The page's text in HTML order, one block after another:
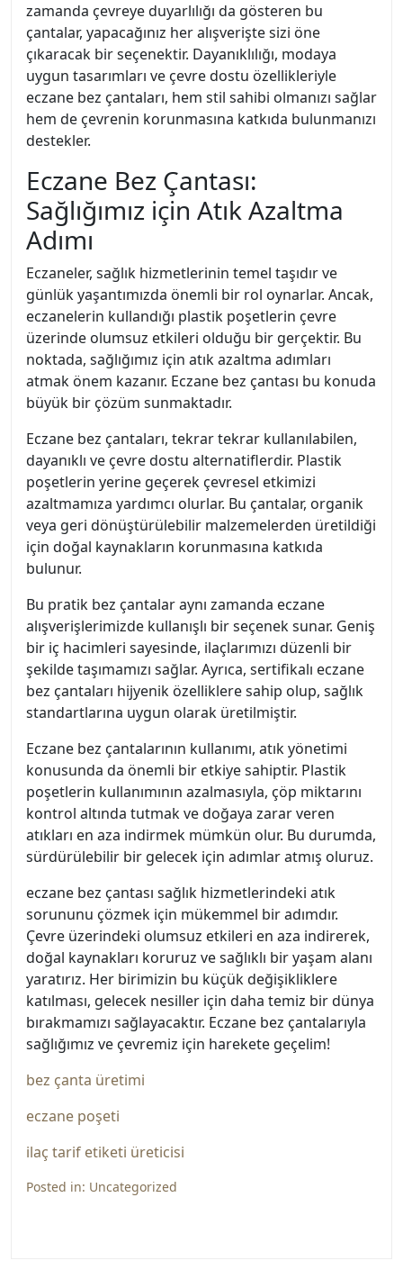
zamanda çevreye duyarlılığı da gösteren bu
çantalar, yapacağınız her alışverişte sizi öne
çıkaracak bir seçenektir. Dayanıklılığı, modaya
uygun tasarımları ve çevre dostu özellikleriyle
eczane bez çantaları, hem stil sahibi olmanızı sağlar
hem de çevrenin korunmasına katkıda bulunmanızı
destekler.
Eczane Bez Çantası:
Sağlığımız için Atık Azaltma
Adımı
Eczaneler, sağlık hizmetlerinin temel taşıdır ve
günlük yaşantımızda önemli bir rol oynarlar. Ancak,
eczanelerin kullandığı plastik poşetlerin çevre
üzerinde olumsuz etkileri olduğu bir gerçektir. Bu
noktada, sağlığımız için atık azaltma adımları
atmak önem kazanır. Eczane bez çantası bu konuda
büyük bir çözüm sunmaktadır.
Eczane bez çantaları, tekrar tekrar kullanılabilen,
dayanıklı ve çevre dostu alternatiflerdir. Plastik
poşetlerin yerine geçerek çevresel etkimizi
azaltmamıza yardımcı olurlar. Bu çantalar, organik
veya geri dönüştürülebilir malzemelerden üretildiği
için doğal kaynakların korunmasına katkıda
bulunur.
Bu pratik bez çantalar aynı zamanda eczane
alışverişlerimizde kullanışlı bir seçenek sunar. Geniş
bir iç hacimleri sayesinde, ilaçlarımızı düzenli bir
şekilde taşımamızı sağlar. Ayrıca, sertifikalı eczane
bez çantaları hijyenik özelliklere sahip olup, sağlık
standartlarına uygun olarak üretilmiştir.
Eczane bez çantalarının kullanımı, atık yönetimi
konusunda da önemli bir etkiye sahiptir. Plastik
poşetlerin kullanımının azalmasıyla, çöp miktarını
kontrol altında tutmak ve doğaya zarar veren
atıkları en aza indirmek mümkün olur. Bu durumda,
sürdürülebilir bir gelecek için adımlar atmış oluruz.
eczane bez çantası sağlık hizmetlerindeki atık
sorununu çözmek için mükemmel bir adımdır.
Çevre üzerindeki olumsuz etkileri en aza indirerek,
doğal kaynakları koruruz ve sağlıklı bir yaşam alanı
yaratırız. Her birimizin bu küçük değişikliklere
katılması, gelecek nesiller için daha temiz bir dünya
bırakmamızı sağlayacaktır. Eczane bez çantalarıyla
sağlığımız ve çevremiz için harekete geçelim!
bez çanta üretimi
eczane poşeti
ilaç tarif etiketi üreticisi
Posted in: Uncategorized